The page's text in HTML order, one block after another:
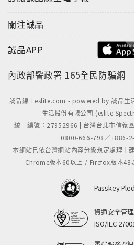
關注誠品
誠品APP
內政部警政署 165全民防騙網
誠品線上eslite.com - powered by 誠品生
生活股份有限公司 (eslite
統一編號：27952966 | 台灣台北市信義
0800-666-798／+886-
本網站已依台灣網站內容分級規定處理｜
Chrome版本60以上 / Firefox版本
Passkey
資通安全管
ISO/IEC